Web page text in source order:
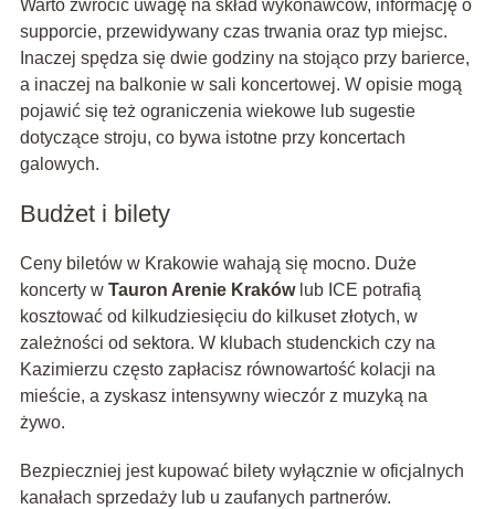
Warto zwrócić uwagę na skład wykonawców, informację o
supporcie, przewidywany czas trwania oraz typ miejsc.
Inaczej spędza się dwie godziny na stojąco przy barierce,
a inaczej na balkonie w sali koncertowej. W opisie mogą
pojawić się też ograniczenia wiekowe lub sugestie
dotyczące stroju, co bywa istotne przy koncertach
galowych.
Budżet i bilety
Ceny biletów w Krakowie wahają się mocno. Duże
koncerty w Tauron Arenie Krakówlub ICE potrafią
kosztować od kilkudziesięciu do kilkuset złotych, w
zależności od sektora. W klubach studenckich czy na
Kazimierzu często zapłacisz równowartość kolacji na
mieście, a zyskasz intensywny wieczór z muzyką na
żywo.
Bezpieczniej jest kupować bilety wyłącznie w oficjalnych
kanałach sprzedaży lub u zaufanych partnerów.